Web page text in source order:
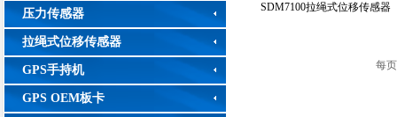
压力传感器
拉绳式位移传感器
GPS手持机
GPS OEM板卡
SDM7100拉绳式位移传感器
每